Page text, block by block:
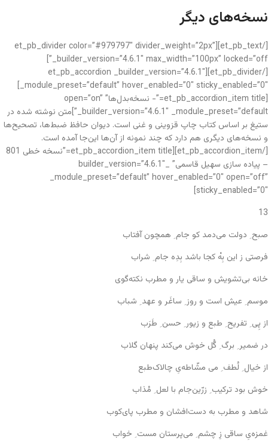
نسخه‌های دیگر
[/et_pb_text][et_pb_divider color=”#979797″ divider_weight=”2px”
_builder_version=”4.6.1″ max_width=”100px” locked=”off”]
[/et_pb_divider][et_pb_accordion _builder_version=”4.6.1″
_module_preset=”default” hover_enabled=”0″ sticky_enabled=”0″]
[et_pb_accordion_item title=”- نسخه‌بدل‌ها” open=”on”
_builder_version=”4.6.1″ _module_preset=”default”]متن نوشته شده در
ستیغ بر اساس کتاب چاپ قزوینی و غنی است. دیوان حافظ ضبط‌ها، تصحیح‌ها
و نسخه‌های دیگری هم دارد که چند نمونه از آن‌ها این‌جا آمده است.
[/et_pb_accordion_item][et_pb_accordion_item title=”نسخه خطی 801
– پیاده سازی سهیل قاسمی” _builder_version=”4.6.1″
_module_preset=”default” hover_enabled=”0″ open=”off”
sticky_enabled=”0″]
13
صبح ِ دولت می‌دمد کو جام ِ همچون آفتاب
فرصتی ز این بِهْ کجا باشد بِدِه جام ِ شراب
خانه بی‌تشویش و ساقی یار و مطرب نکته‌گوی
موسم ِ عیش است و روز ِ ساغَر و عهد ِ شباب
از پِی ِ تفریح ِ طبع و زیور ِ حسن ِ طَرَب
در ضمیر ِ برگ ِ گُل خوش می‌کند پنهان گلاب
از خیال ِ لُطف ِ می مشّاطه‌یِ چالاک‌طبع
خوش بود ترکیب ِ زرّین‌جام با لعل ِ مُذاب
شاهد و مطرب به دست‌افشان و مطرب پای‌کوب
غمزه‌یِ ساقی زِ چشم ِ می‌پرستان مست ِ خواب